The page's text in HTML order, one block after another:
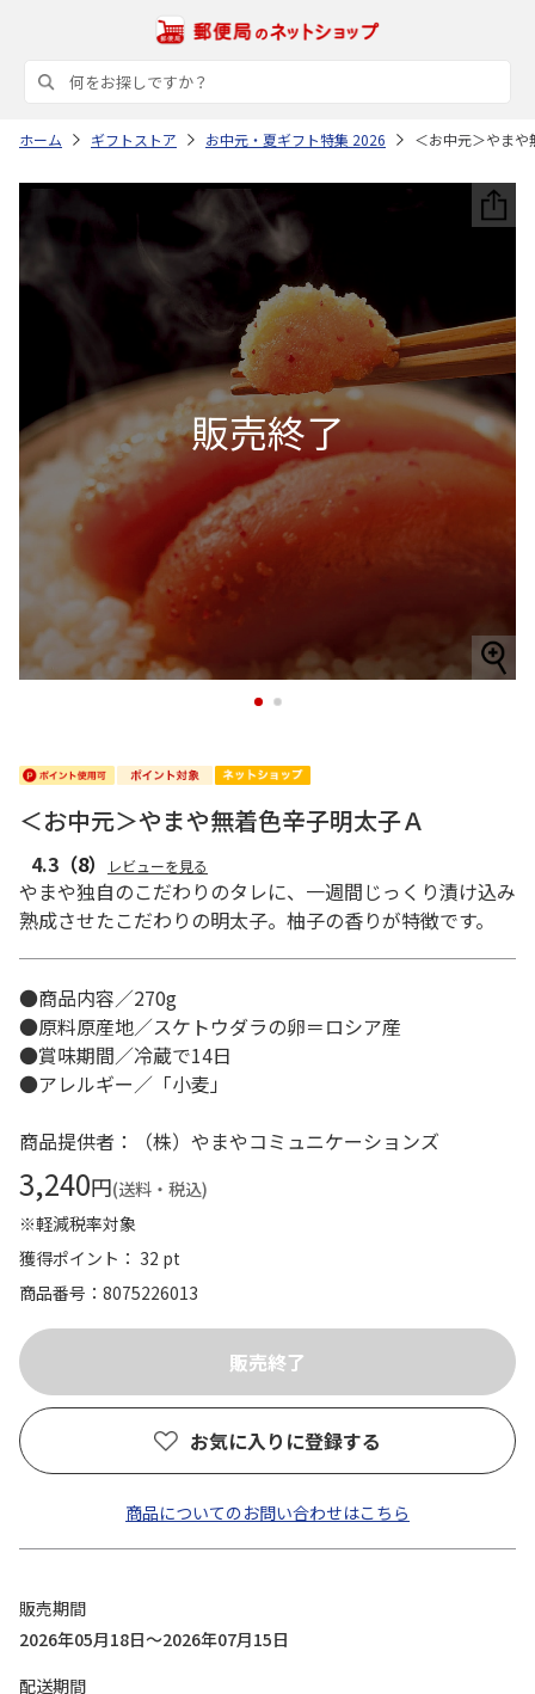
ホーム ギフトストア お中元・夏ギフト特集 2026 ＜お中元＞やま
1 2
＜お中元＞やまや無着色辛子明太子Ａ
4.3 （8） レビューを見る
やまや独自のこだわりのタレに、一週間じっくり漬け込み
熟成させたこだわりの明太子。柚子の香りが特徴です。
●商品内容／270g
●原料原産地／スケトウダラの卵＝ロシア産
●賞味期間／冷蔵で14日
●アレルギー／「小麦」
商品提供者：（株）やまやコミュニケーションズ
3,240円(送料・税込)
※軽減税率対象
獲得ポイント： 32 pt
商品番号
8075226013
お気に入りに登録する
商品についてのお問い合わせはこちら
販売期間
2026年05月18日～2026年07月15日
配送期間